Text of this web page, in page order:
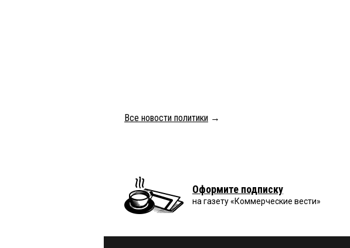
Все новости политики →
Оформите подписку
на газету «Коммерческие вести»